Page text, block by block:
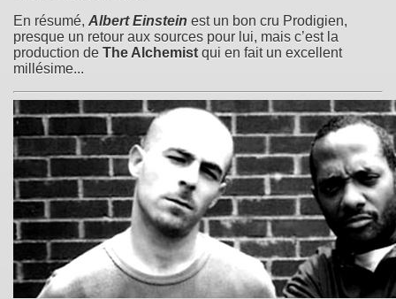
En résumé, Albert Einstein est un bon cru Prodigien,
presque un retour aux sources pour lui, mais c’est la
production de The Alchemist qui en fait un excellent
millésime...